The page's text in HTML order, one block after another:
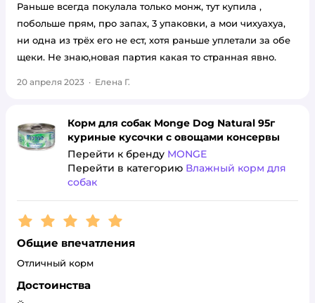
Раньше всегда покулала только монж, тут купила ,
побольше прям, про запах, 3 упаковки, а мои чихуахуа,
ни одна из трёх его не ест, хотя раньше уплетали за обе
щеки. Не знаю,новая партия какая то странная явно.
20 апреля 2023 · Елена Г.
Корм для собак Monge Dog Natural 95г
куриные кусочки с овощами консервы
Перейти к бренду MONGE
Перейти в категорию Влажный корм для
собак
Рейтинг:5
Общие впечатления
Отличный корм
Достоинства